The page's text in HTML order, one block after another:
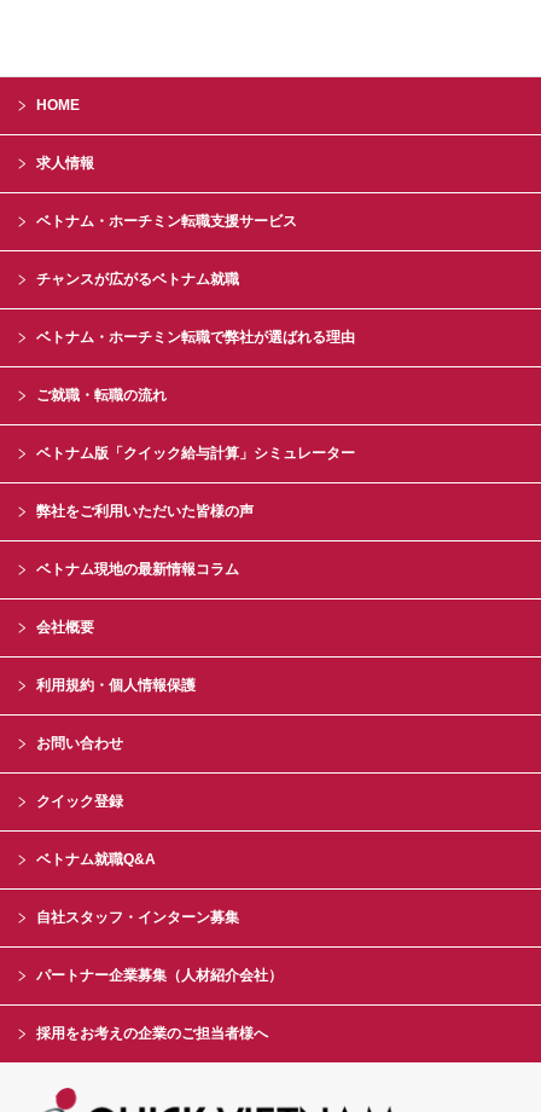
HOME
求人情報
ベトナム・ホーチミン転職支援サービス
チャンスが広がるベトナム就職
ベトナム・ホーチミン転職で弊社が選ばれる理由
ご就職・転職の流れ
ベトナム版「クイック給与計算」シミュレーター
弊社をご利用いただいた皆様の声
ベトナム現地の最新情報コラム
会社概要
利用規約・個人情報保護
お問い合わせ
クイック登録
ベトナム就職Q&A
自社スタッフ・インターン募集
パートナー企業募集（人材紹介会社）
採用をお考えの企業のご担当者様へ